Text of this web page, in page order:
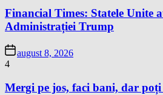
Financial Times: Statele Unite
Administrației Trump
august 8, 2026
4
Mergi pe jos, faci bani, dar